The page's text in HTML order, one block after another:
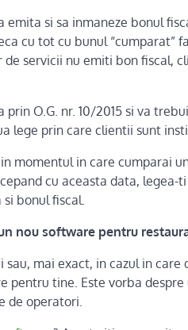
emita si sa inmaneze bonul
cu tot cu bunul “cumparat”
servicii nu emiti bon fiscal,
O.G. nr. 10/2015 si va
lege prin care clientii sunt
momentul in care cumparai
cu aceasta data, legea-
bonul fiscal.
nou software pentru
mai exact, in cazul in
pentru tine. Este vorba
de operatori.